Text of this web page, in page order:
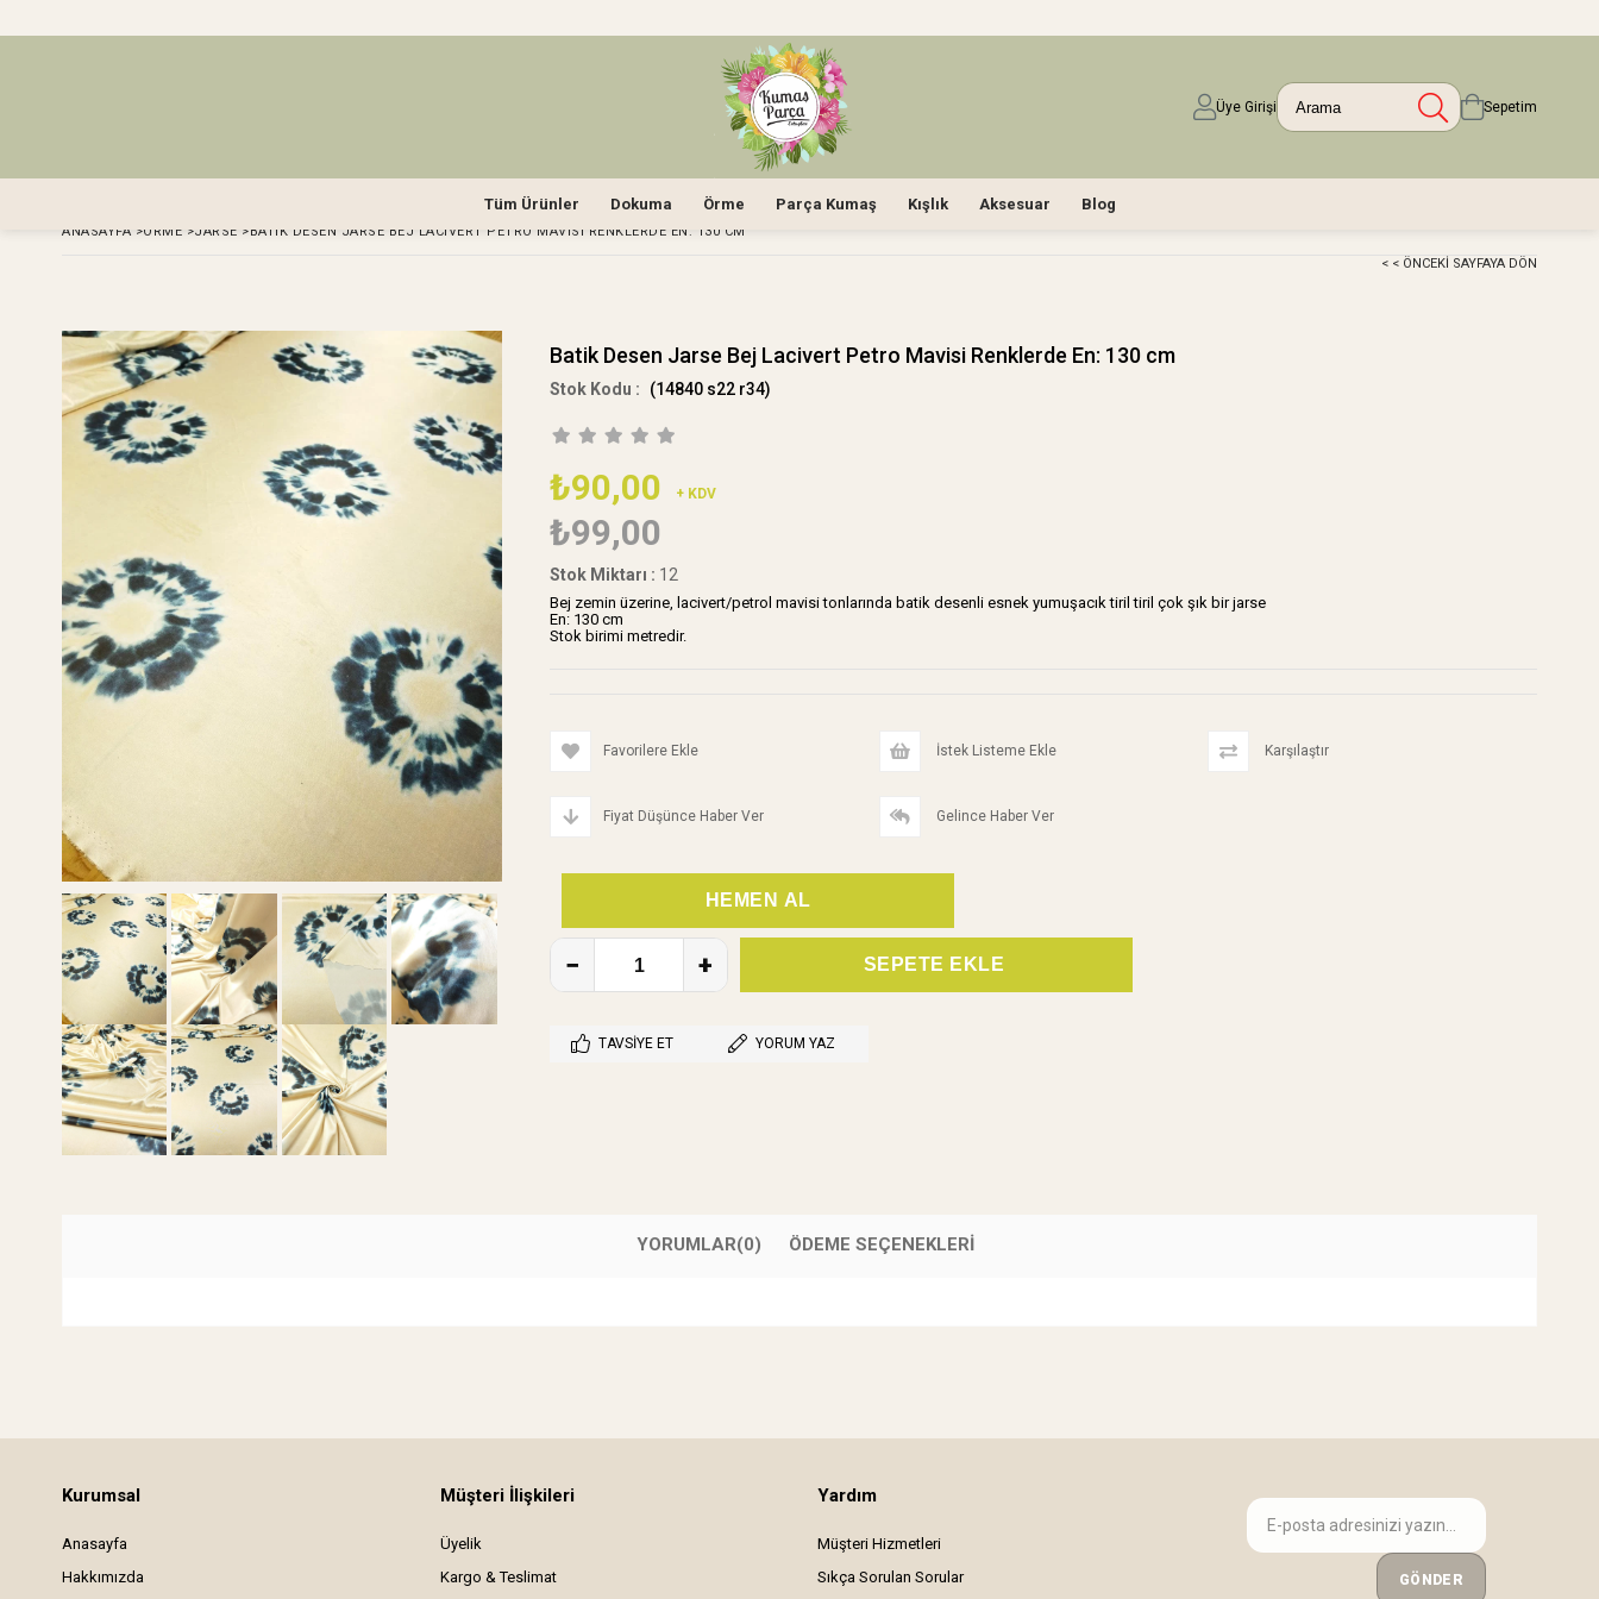
Üye Girişi Sepetim
Tüm Ürünler Dokuma Örme Parça Kumaş Kışlık Aksesuar Blog
ANASAYFA >ÖRME >JARSE >BATIK DESEN JARSE BEJ LACIVERT PETRO MAVISI RENKLERDE EN: 130 CM
< < ÖNCEKI SAYFAYA DÖN
Batik Desen Jarse Bej Lacivert Petro Mavisi Renklerde En: 130 cm
(14840 s22 r34)
₺90,00 + KDV
₺99,00
Stok Miktarı : 12
Bej zemin üzerine, lacivert/petrol mavisi tonlarında batik desenli esnek yumuşacık tiril tiril çok şık bir jarse
En: 130 cm
Stok birimi metredir.
Favorilere Ekle İstek Listeme Ekle Karşılaştır
Fiyat Düşünce Haber Ver Gelince Haber Ver
TAVSIYE ET YORUM YAZ
YORUMLAR(0) ÖDEME SEÇENEKLERI
Kurumsal
Anasayfa
Hakkımızda
Müşteri İlişkileri
Üyelik
Kargo & Teslimat
Yardım
Müşteri Hizmetleri
Sıkça Sorulan Sorular
GÖNDER